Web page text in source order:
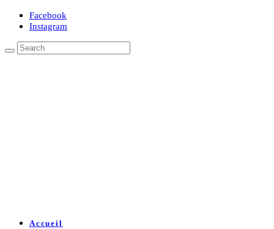
Facebook
Instagram
Accueil